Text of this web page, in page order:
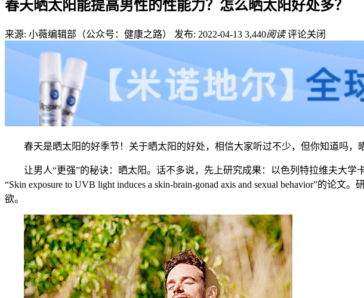
春天晒太阳能提高男性的性能力？怎么晒太阳好处多？
来源: 小薇编辑部（公众号：健康之路） 发布: 2022-04-13 3,440阅读 评论关闭
春天是晒太阳的好季节！关于晒太阳的好处，相信大家听过不少，但你知道吗
让男人“更强”的秘诀：晒太阳。话不多说，先上研究成果：以色列特拉维夫大学
“Skin exposure to UVB light induces a skin-brain-gonad axis and sexual behavior”的论
欲。